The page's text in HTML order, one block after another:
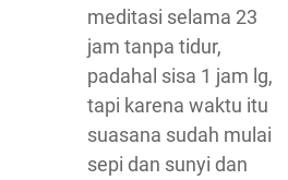
meditasi selama 23
jam tanpa tidur,
padahal sisa 1 jam lg,
tapi karena waktu itu
suasana sudah mulai
sepi dan sunyi dan